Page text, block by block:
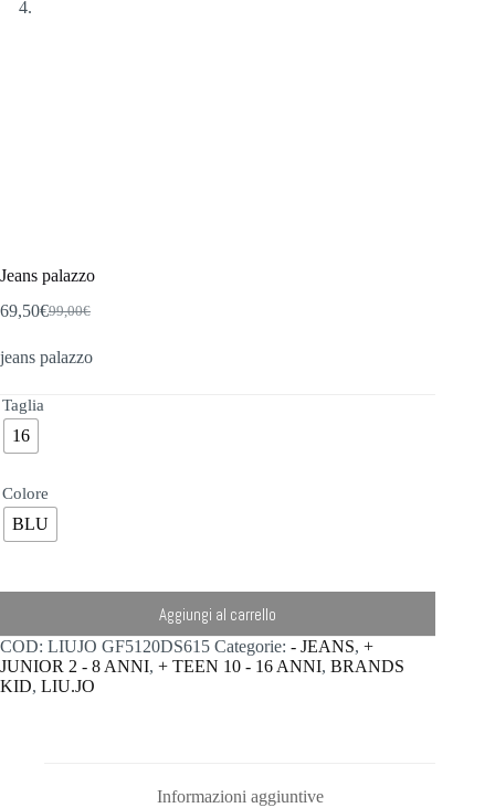
Jeans palazzo
99,00€
Il
originale
69,50€Il
attuale
jeans palazzo
Taglia
16
Colore
BLU
Aggiungi al carrello
COD: LIUJO GF5120DS615 Categorie: - JEANS, +
JUNIOR 2 - 8 ANNI, + TEEN 10 - 16 ANNI, BRANDS
KID, LIU.JO
Informazioni aggiuntive